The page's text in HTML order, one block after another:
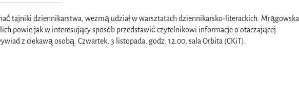
tajniki dziennikarstwa, wezmą udział w warsztatach dziennikarsko-literackich. Mrągowska
powie jak w interesujący sposób przedstawić czytelnikowi informacje o otaczającej
z ciekawą osobą. Czwartek, 3 listopada, godz. 12.00, sala Orbita (CKiT).